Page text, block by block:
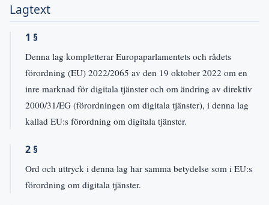
Lagtext
1 §
Denna lag kompletterar Europaparlamentets och rådets
förordning (EU) 2022/2065 av den 19 oktober 2022 om en
inre marknad för digitala tjänster och om ändring av direktiv
2000/31/EG (förordningen om digitala tjänster), i denna lag
kallad EU:s förordning om digitala tjänster.
2 §
Ord och uttryck i denna lag har samma betydelse som i EU:s
förordning om digitala tjänster.